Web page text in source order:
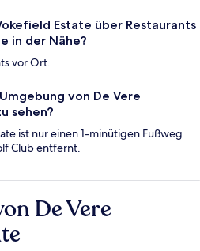
Estate über Restaurants
in der Nähe?
vor Ort.
von De Vere
sehen?
ist nur einen 1-minütigen Fußweg
Club entfernt.
De Vere